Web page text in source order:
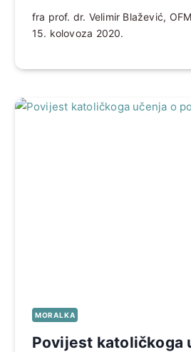
partikularnih
dijecezanskih sinoda
fra prof. dr. Velimir Blažević, OFM
15. kolovoza 2020.
MORALKA
Povijest katoličkoga